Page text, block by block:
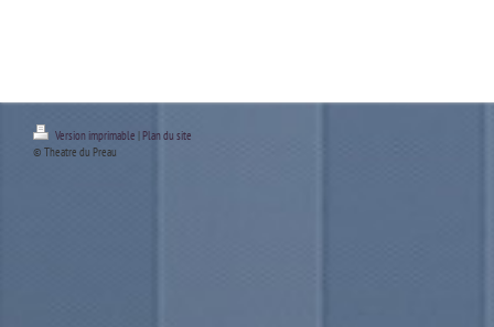
Version imprimable |Plan du site
© Theatre du Preau